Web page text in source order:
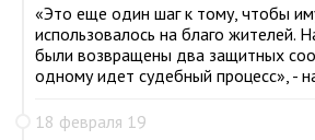
«Это еще один шаг к тому, чтобы
использовалось на благо жителей.
были возвращены два защитных
одному идет судебный процесс», -
18 февраля 19